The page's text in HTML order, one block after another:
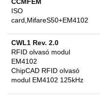
ISO
card,MifareS50+EM4102
CWL1 Rev. 2.0
RFID olvasó modul
EM4102
ChipCAD RFID olvasó
modul EM4102 125kHz